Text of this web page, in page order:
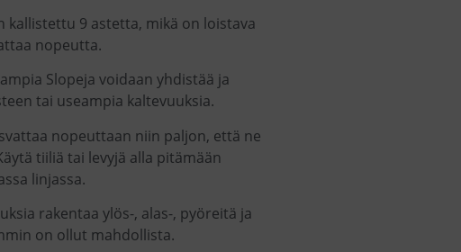
kallistettu 9 astetta, mikä on loistava
nopeutta.
Slopeja voidaan yhdistää ja
tai useampia kaltevuuksia.
nopeuttaan niin paljon, että ne
tiiliä tai levyjä alla pitämään
linjassa.
rakentaa ylös-, alas-, pyöreitä ja
on ollut mahdollista.